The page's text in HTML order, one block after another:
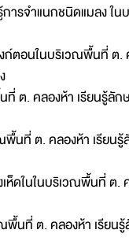
การจำแนกชนิดแมลง
ก์ตอนในบริเวณพื้นที่ ต.
ที่ ต. คลองห้า เรียนรู้ลั
พื้นที่ ต. คลองห้า เรียน
ห็ดในในบริเวณพื้นที่ ต.
พื้นที่ ต. คลองห้า เรีย